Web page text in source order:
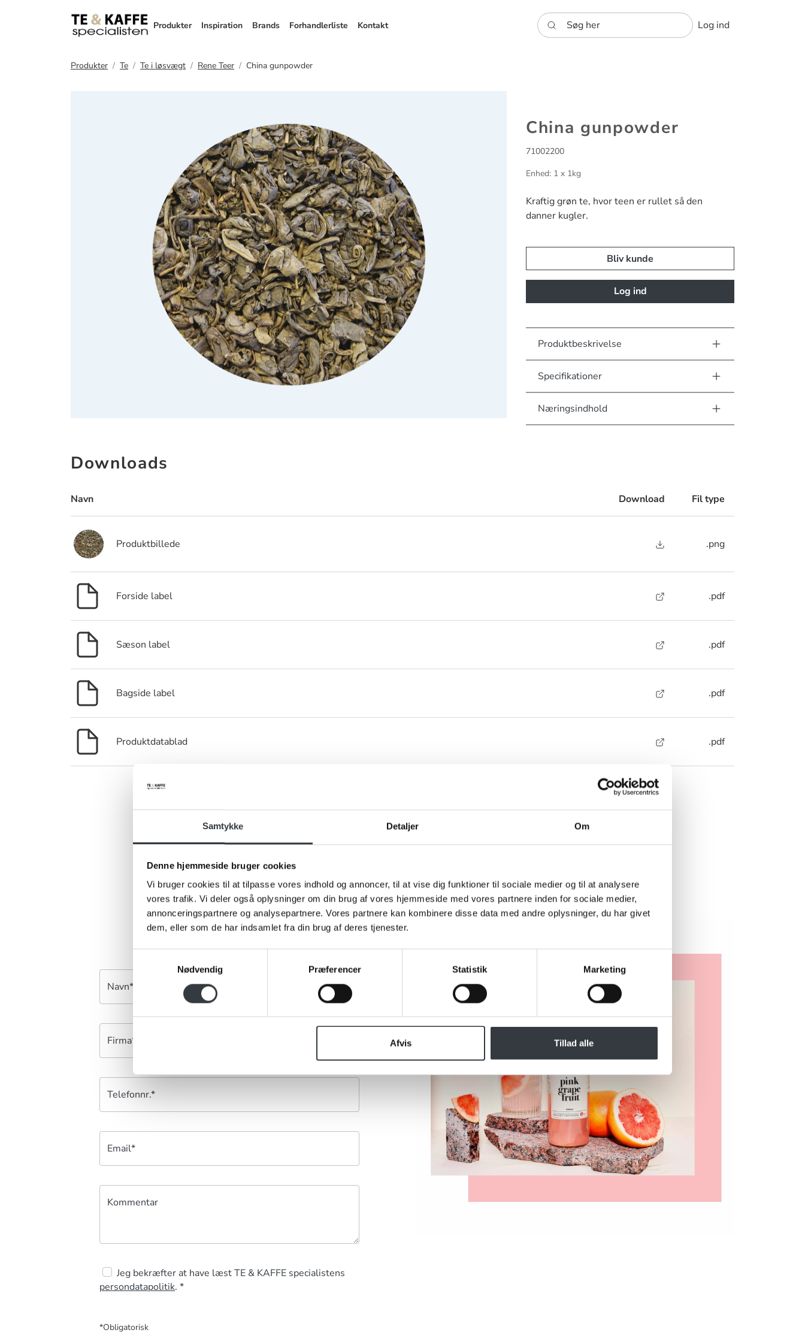
Samtykke Detaljer Om
Denne hjemmeside bruger cookies
Vi bruger cookies til at tilpasse vores indhold og annoncer, til at vise dig funktioner til sociale medier og til at analysere
vores trafik. Vi deler også oplysninger om din brug af vores hjemmeside med vores partnere inden for sociale medier,
annonceringspartnere og analysepartnere. Vores partnere kan kombinere disse data med andre oplysninger, du har givet
dem, eller som de har indsamlet fra din brug af deres tjenester.
Nødvendig
Præferencer Statistik Marketing
Afvis Tillad alle
Produkter Inspiration Brands Forhandlerliste Kontakt Søg her Log ind
Produkter Te Te i løsvægt Rene Teer China gunpowder
China gunpowder
71002200
Enhed: 1 x 1kg
Kraftig grøn te, hvor teen er rullet så den
danner kugler.
Bliv kunde
Log ind
Produktbeskrivelse
Specifikationer
Næringsindhold
Downloads
Navn Download Fil type
Produktbillede .png
Forside label .pdf
Sæson label .pdf
Bagside label .pdf
Produktdatablad .pdf
Er du klar til en snak om vores varer?
Har du ris, ros eller spørgsmål til os, hører vi meget gerne fra dig. Udfyld nedenstående
kontaktformular og send den til os, så vender vi tilbage til dig hurtigst muligt.
Navn*
Firma*
Telefonnr.*
Email*
Kommentar
Jeg bekræfter at have læst TE & KAFFE specialistens
persondatapolitik. *
*Obligatorisk